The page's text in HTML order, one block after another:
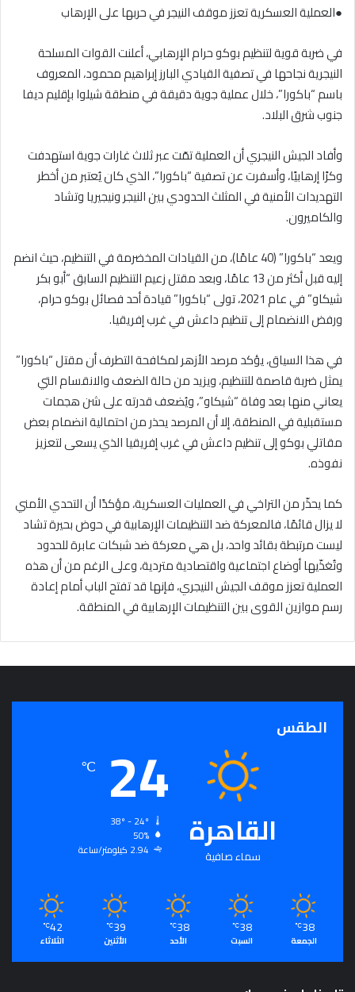
●العملية العسكرية تعزز موقف النيجر في حربها على الإرهاب
في ضربة قوية لتنظيم بوكو حرام الإرهابي، أعلنت القوات المسلحة
النيجرية نجاحها في تصفية القيادي البارز إبراهيم محمود، المعروف
باسم “باكورا”، خلال عملية جوية دقيقة في منطقة شيلوا بإقليم ديفا
جنوب شرق البلاد.
وأفاد الجيش النيجري أن العملية تمّت عبر ثلاث غارات جوية استهدفت
وكرًا إرهابيًا، وأسفرت عن تصفية “باكورا”، الذي كان يُعتبر من أخطر
التهديدات الأمنية في المثلث الحدودي بين النيجر ونيجيريا وتشاد
والكاميرون.
ويعد “باكورا” (40 عامًا)، من القيادات المخضرمة في التنظيم، حيث انضم
إليه قبل أكثر من 13 عامًا، وبعد مقتل زعيم التنظيم السابق “أبو بكر
شيكاو” في عام 2021، تولى “باكورا” قيادة أحد فصائل بوكو حرام،
ورفض الانضمام إلى تنظيم داعش في غرب إفريقيا.
في هذا السياق، يؤكد مرصد الأزهر لمكافحة التطرف أن مقتل “باكورا”
يمثل ضربة قاصمة للتنظيم، ويزيد من حالة الضعف والانقسام التي
يعاني منها بعد وفاة “شيكاو”، ويُضعف قدرته على شن هجمات
مستقبلية في المنطقة، إلا أن المرصد يحذر من احتمالية انضمام بعض
مقاتلي بوكو إلى تنظيم داعش في غرب إفريقيا الذي يسعى لتعزيز
نفوذه.
كما يحذّر من التراخي في العمليات العسكرية، مؤكدًا أن التحدي الأمني
لا يزال قائمًا، فالمعركة ضد التنظيمات الإرهابية في حوض بحيرة تشاد
ليست مرتبطة بقائد واحد، بل هي معركة ضد شبكات عابرة للحدود
وتُغذّيها أوضاع اجتماعية واقتصادية متردية، وعلى الرغم من أن هذه
العملية تعزز موقف الجيش النيجري، فإنها قد تفتح الباب أمام إعادة
رسم موازين القوى بين التنظيمات الإرهابية في المنطقة.
الطقس
القاهرة
سماء صافية
24
℃
50%
2.94 كيلومتر/ساعة
38
℃
الجمعة
38
℃
السبت
38
℃
الأحد
39
℃
الأثنين
42
℃
الثلاثاء